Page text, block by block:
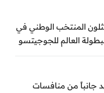
يمثلون المنتخب الوطني في
العالم للجوجيتسو
جانباً من منافسات